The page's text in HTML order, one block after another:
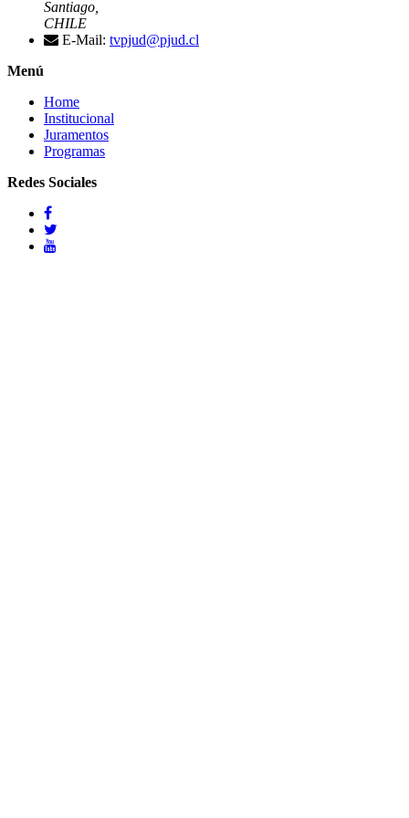
Santiago,
CHILE
E-Mail: tvpjud@pjud.cl
Menú
Home
Institucional
Juramentos
Programas
Redes Sociales